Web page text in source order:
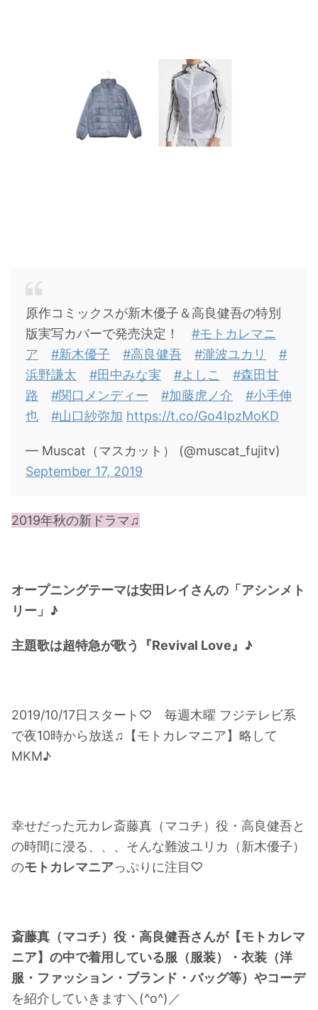
・トリンドル玲奈
深田恭子
・芳根京子
・北川景子
・橋本環奈
【よく検索されてる男性芸能人】
・目黒蓮
・京本大我
・赤楚衛二
・玉森裕太
・岡田将生
・平野紫耀
・ 田中圭
原作コミックスが新木優子＆高良健吾の特別
版実写カバーで発売決定！ #モトカレマニ
ア
#新木優子 #高良健吾 #瀧波ユカリ
#
浜野謙太
#田中みな実 #よしこ
#森田甘
路
#関口メンディー #加藤虎ノ介
#小手伸
也
#山口紗弥加 https://t.co/Go4IpzMoKD
— Muscat（マスカット） (@muscat_fujitv)
September 17, 2019
2019年秋の新ドラマ♫
オープニングテーマは安田レイさんの「アシンメト
リー」♪
主題歌は超特急が歌う『Revival Love』 ♪
2019/10/17日スタート♡ 毎週木曜 フジテレビ系
で夜10時から放送♫【モトカレマニア】略して
MKM♪
幸せだった元カレ斎藤真（マコチ）役・ 高良健吾と
の時間に浸る、、、そんな難波ユリカ（新木優子）
のモトカレマニアっぷりに注目♡
斎藤真（マコチ）役・高良健吾さんが【モトカレマ
ニア】の中で着用している服（服装）・衣装（洋
服・ファッション・ブランド・バッグ等）やコーデ
を紹介していきます＼(^o^)／